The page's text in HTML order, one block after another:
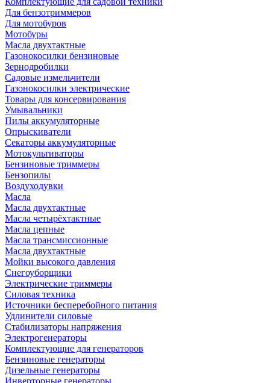
Для бензотриммеров
Для мотобуров
Мотобуры
Масла двухтактные
Газонокосилки бензиновые
Зернодробилки
Садовые измельчители
Газонокосилки электрические
Товары для консервирования
Умывальники
Пилы аккумуляторные
Опрыскиватели
Секаторы аккумуляторные
Мотокультиваторы
Бензиновые триммеры
Бензопилы
Воздуходувки
Масла
Масла двухтактные
Масла четырёхтактные
Масла цепные
Масла трансмиссионные
Масла двухтактные
Мойки высокого давления
Снегоуборщики
Электрические триммеры
Силовая техника
Источники бесперебойного питания
Удлинители силовые
Стабилизаторы напряжения
Электрогенераторы
Комплектующие для генераторов
Бензиновые генераторы
Дизельные генераторы
Инверторные генераторы